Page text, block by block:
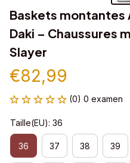
Baskets montantes
Daki – Chaussures
Slayer
€82,99
(0) 0 examen
Taille(EU): 36
36 37 38 39